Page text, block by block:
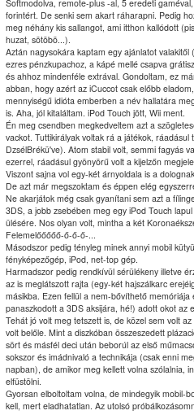
Softmodolva, remote-plus -al, 5 eredeti
forintért. De senki sem akart ráharapni. Pedig
meg néhány kis sallangot, ami itthon kallódott
huzat, sötöbö...).
Aztán nagysokára kaptam egy ajánlatot
ezres pénzkupachoz, a kápé mellé csapva
és ahhoz mindenféle extrával. Gondoltam, ez
abban, hogy azért az iCuccot csak előbb
mennyiségű idióta emberben a név hallatára
is. Aha, jól kitaláltam. iPod Touch jött, Wii ment.
Én meg csendben megkedveltem azt a
vackot. Tuttikirályak voltak rá a játékok,
DzsélBrékü've). Atom stabil volt, semmi fagyás
ezerrel, ráadásul gyönyörű volt a kijelzőn
Viszont sajna vol egy-két árnyoldala is a
De azt már megszoktam és éppen elég
Ne akarjátok még csak gyanítani sem azt a
3DS, a jobb zsebében meg egy iPod Touch
ülésére. Nos olyan volt, mintha a két
Felemelőőőőő-ő-ő-ő-...
Másodszor pedig tényleg minek annyi mobil
fényképezőgép, iPod, net-top gép.
Harmadszor pedig rendkívül sérülékeny illetve
az is meglátszott rajta (egy-két hajszálkarc
másikba. Ezen fellül a nem-bővíthető
panaszkodott a 3DS aksijára, hé!) adott okot az
Tehát jó volt meg tetszett is, de közel sem volt
volt belőle. Mint a diszkóban összeszedett
sört és másfél deci után beborúl az első
sokszor és imádnivaló a technikája (csak enni
napban), de amikor meg kellett volna szólalnia,
elfüstölni.
Gyorsan elboltoltam volna, de mindegyik mobil-
kell, mert eladhatatlan. Az utolsó